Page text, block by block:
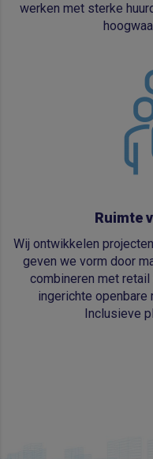
werken met sterke
Ruimte
Wij ontwikkelen
geven we vorm door
combineren met
ingerichte
Inclusieve